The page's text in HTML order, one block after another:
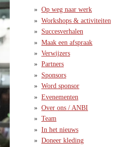
Op weg naar werk
Workshops & activiteiten
Succesverhalen
Maak een afspraak
Verwijzers
Partners
Sponsors
Word sponsor
Evenementen
Over ons / ANBI
Team
In het nieuws
Doneer kleding